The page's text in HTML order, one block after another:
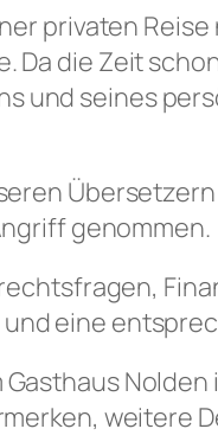
privaten
die Zeit
und seines
genommen.
eine
weitere